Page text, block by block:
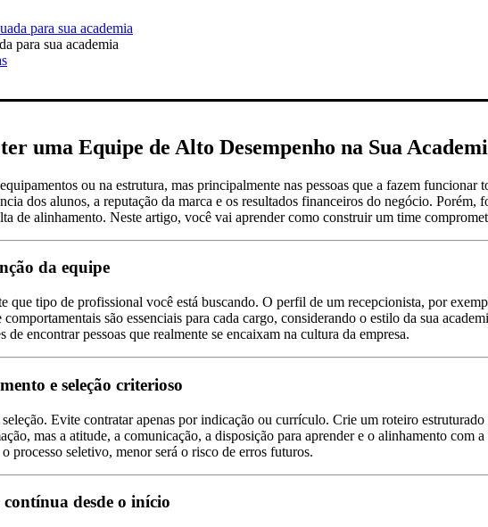
para sua academia
uma Equipe de Alto Desempenho na Sua
ou na estrutura, mas principalmente nas pessoas que a fazem
dos alunos, a reputação da marca e os resultados financeiros do negócio. Porém,
de alinhamento. Neste artigo, você vai aprender como construir um time
da equipe
que tipo de profissional você está buscando. O perfil de um recepcionista, por
são essenciais para cada cargo, considerando o estilo da sua
de encontrar pessoas que realmente se encaixam na cultura da empresa.
e seleção criterioso
Evite contratar apenas por indicação ou currículo. Crie um roteiro
mas a atitude, a comunicação, a disposição para aprender e o alinhamento com
processo seletivo, menor será o risco de erros futuros.
desde o início